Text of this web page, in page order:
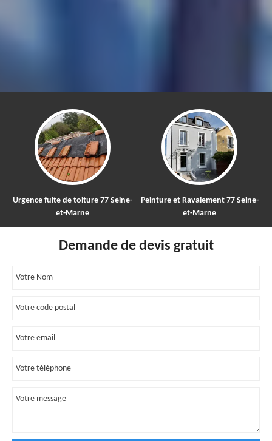
Urgence fuite de toiture 77 Seine-
et-Marne
Peinture et Ravalement 77 Seine-
et-Marne
Demande de devis gratuit